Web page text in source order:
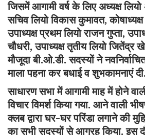
जिसमें आगामी वर्ष के लिए अध्यक्ष
सचिव लियो विकास कुमावत, कोषाध्यक्ष
उपाध्यक्ष प्रथम लियो राजन गुप्ता,
चौधरी, उपाध्यक्ष तृतीय लियो जितेंद्र
मौजूदा बी.ओ.डी. सदस्यों ने
माला पहना कर बधाई व शुभकामनाएं दी.
साधारण सभा में आगामी माह में होने
विचार विमर्श किया गया. आने वाली
क्लब द्वारा घर-घर परिंडा लगाने की
का सभी सदस्यों से आग्रह किया. इस